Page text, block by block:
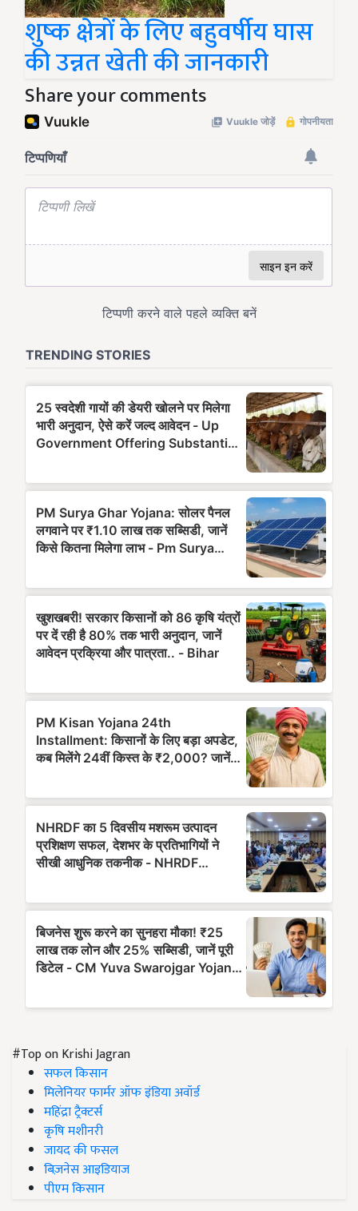
शुष्क क्षेत्रों के लिए बहुवर्षीय घास
की उन्नत खेती की जानकारी
Share your comments
#Top on Krishi Jagran
सफल किसान
मिलेनियर फार्मर ऑफ इंडिया अवॉर्ड
महिंद्रा ट्रैक्टर्स
कृषि मशीनरी
जायद की फसल
बिज़नेस आइडियाज
पीएम किसान